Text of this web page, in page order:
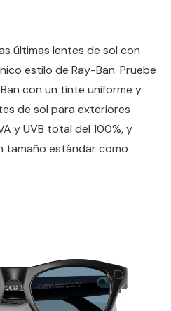
últimas lentes de sol con
estilo de Ray-Ban. Pruebe
con un tinte uniforme y
de sol para exteriores
y UVB total del 100%, y
tamaño estándar como